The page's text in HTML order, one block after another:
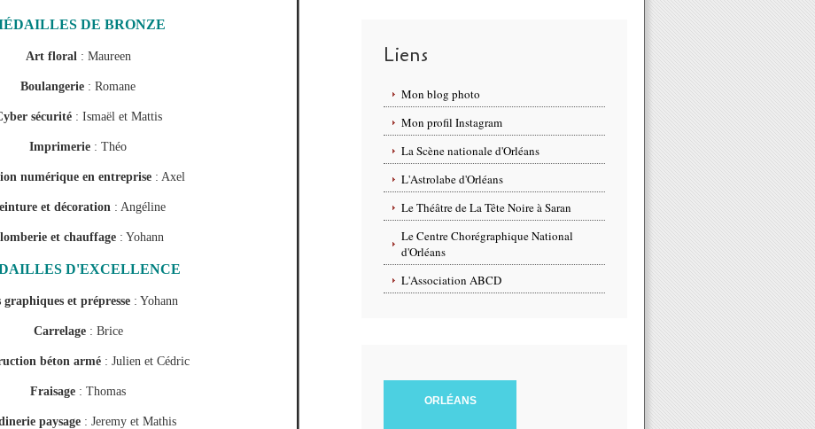
DE BRONZE
Art floral: Maureen
Boulangerie : Romane
sécurité : Ismaël et Mattis
Imprimerie : Théo
numérique en entreprise: Axel
et décoration: Angéline
et chauffage : Yohann
D'EXCELLENCE
et prépresse : Yohann
Carrelage: Brice
béton armé : Julien et Cédric
Fraisage : Thomas
paysage : Jeremy et Mathis
Liens
Mon blog photo
Mon profil Instagram
La Scène nationale d'Orléans
L'Astrolabe d'Orléans
Le Théâtre de La Tête Noire à Saran
Le Centre Chorégraphique National
d'Orléans
L'Association ABCD